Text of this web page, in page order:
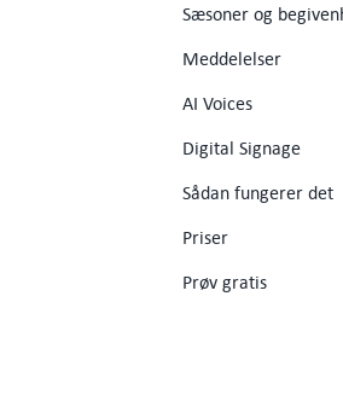
Sæsoner og
Meddelelser
AI Voices
Digital Signage
Sådan fungerer det
Priser
Prøv gratis